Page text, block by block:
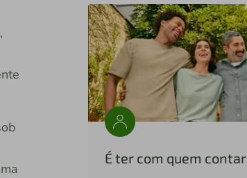
É ter com quem contar